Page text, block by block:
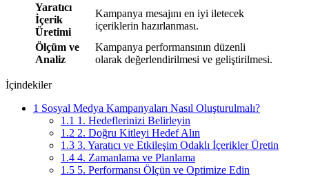
Yaratıcı
İçerik
Üretimi
Kampanya mesajını en iyi iletecek
içeriklerin hazırlanması.
Ölçüm ve
Analiz
Kampanya performansının düzenli
olarak değerlendirilmesi ve geliştirilmesi.
İçindekiler
1 Sosyal Medya Kampanyaları Nasıl Oluşturulmalı?
1.1 1. Hedeflerinizi Belirleyin
1.2 2. Doğru Kitleyi Hedef Alın
1.3 3. Yaratıcı ve Etkileşim Odaklı İçerikler Üretin
1.4 4. Zamanlama ve Planlama
1.5 5. Performansı Ölçün ve Optimize Edin